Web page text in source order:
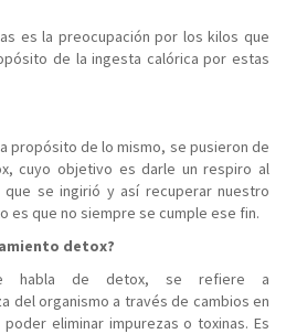
es la preocupación por los kilos que
de la ingesta calórica por estas
propósito de lo mismo, se pusieron de
cuyo objetivo es darle un respiro al
se ingirió y así recuperar nuestro
es que no siempre se cumple ese fin.
detox?
habla de detox, se refiere a
del organismo a través de cambios en
eliminar impurezas o toxinas. Es